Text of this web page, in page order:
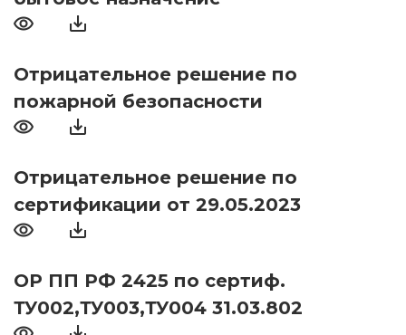
Отрицательное решение по
пожарной безопасности
Отрицательное решение по
сертификации от 29.05.2023
ОР ПП РФ 2425 по сертиф.
ТУ002,ТУ003,ТУ004 31.03.802